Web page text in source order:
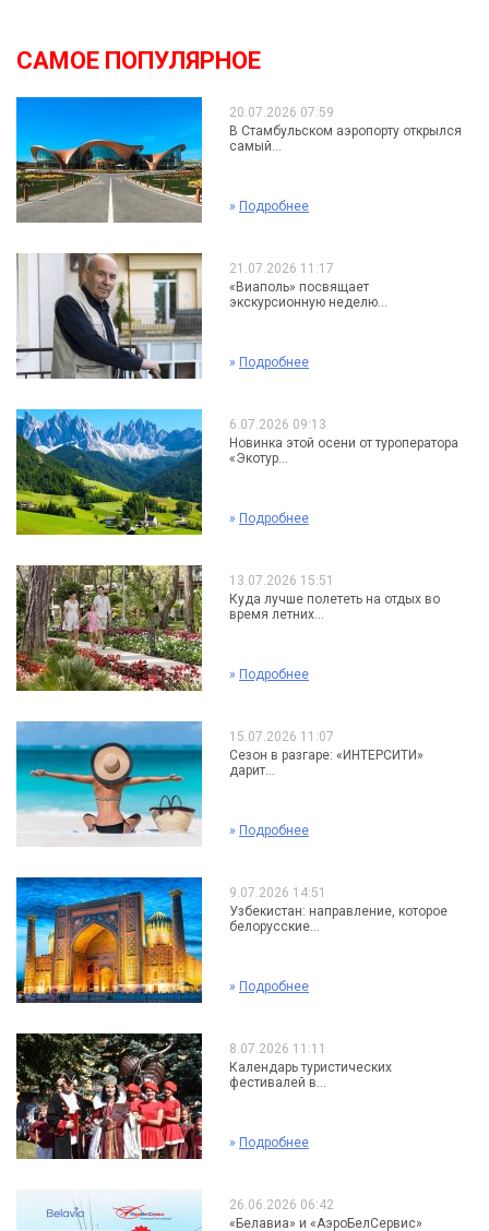
САМОЕ ПОПУЛЯРНОЕ
20.07.2026 07:59
В Стамбульском аэропорту открылся
самый...
» Подробнее
21.07.2026 11:17
«Виаполь» посвящает
экскурсионную неделю...
» Подробнее
6.07.2026 09:13
Новинка этой осени от туроператора
«Экотур...
» Подробнее
13.07.2026 15:51
Куда лучше полететь на отдых во
время летних...
» Подробнее
15.07.2026 11:07
Сезон в разгаре: «ИНТЕРСИТИ»
дарит...
» Подробнее
9.07.2026 14:51
Узбекистан: направление, которое
белорусские...
» Подробнее
8.07.2026 11:11
Календарь туристических
фестивалей в...
» Подробнее
26.06.2026 06:42
«Белавиа» и «АэроБелСервис»